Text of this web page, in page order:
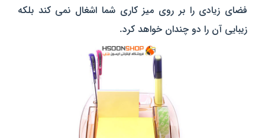
فضای زیادی را بر روی میز کاری شما اشغال نمی کند بلکه
زیبایی آن را دو چندان خواهد کرد.